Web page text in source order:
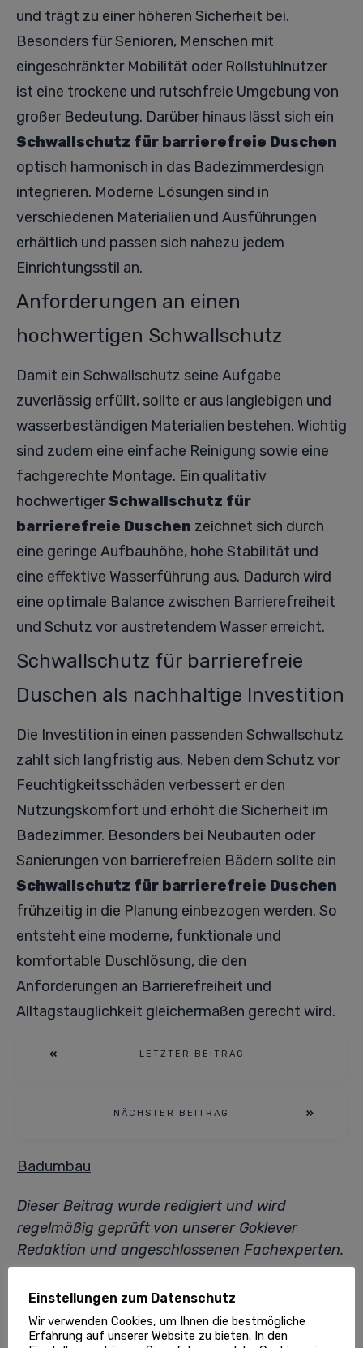
und trägt zu einer höheren Sicherheit bei.
Besonders für Senioren, Menschen mit
eingeschränkter Mobilität oder Rollstuhlnutzer
ist eine trockene und rutschfreie Umgebung von
großer Bedeutung. Darüber hinaus lässt sich ein
Schwallschutz für barrierefreie Duschen
optisch harmonisch in das Badezimmerdesign
integrieren. Moderne Lösungen sind in
verschiedenen Materialien und Ausführungen
erhältlich und passen sich nahezu jedem
Einrichtungsstil an.
Anforderungen an einen
hochwertigen Schwallschutz
Damit ein Schwallschutz seine Aufgabe
zuverlässig erfüllt, sollte er aus langlebigen und
wasserbeständigen Materialien bestehen. Wichtig
sind zudem eine einfache Reinigung sowie eine
fachgerechte Montage. Ein qualitativ
hochwertigerSchwallschutz für
barrierefreie Duschen zeichnet sich durch
eine geringe Aufbauhöhe, hohe Stabilität und
eine effektive Wasserführung aus. Dadurch wird
eine optimale Balance zwischen Barrierefreiheit
und Schutz vor austretendem Wasser erreicht.
Schwallschutz für barrierefreie
Duschen als nachhaltige Investition
Die Investition in einen passenden Schwallschutz
zahlt sich langfristig aus. Neben dem Schutz vor
Feuchtigkeitsschäden verbessert er den
Nutzungskomfort und erhöht die Sicherheit im
Badezimmer. Besonders bei Neubauten oder
Sanierungen von barrierefreien Bädern sollte ein
Schwallschutz für barrierefreie Duschen
frühzeitig in die Planung einbezogen werden. So
entsteht eine moderne, funktionale und
komfortable Duschlösung, die den
Anforderungen an Barrierefreiheit und
Alltagstauglichkeit gleichermaßen gerecht wird.
LETZTER BEITRAG
NÄCHSTER BEITRAG
Badumbau
Dieser Beitrag wurde redigiert und wird
regelmäßig geprüft von unserer Goklever
Redaktion und angeschlossenen Fachexperten.
TEILEN
Share 0 Tweet Pin
Einstellungen zum Datenschutz
Wir verwenden Cookies, um Ihnen die bestmögliche
Erfahrung auf unserer Website zu bieten. In den